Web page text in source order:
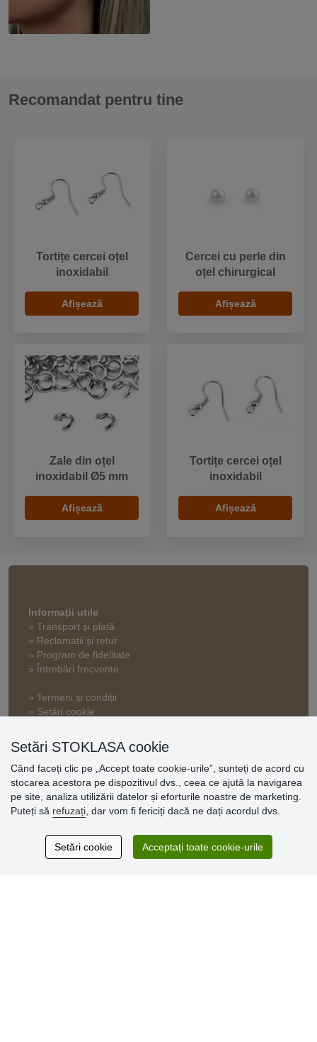
Recomandat pentru tine
Tortițe cercei oțel
inoxidabil
Afișează
Cercei cu perle din
oțel chirurgical
Afișează
Zale din oțel
inoxidabil Ø5 mm
Afișează
Tortițe cercei oțel
inoxidabil
Afișează
Informaţii utile
» Transport și plată
» Reclamații și retur
» Program de fidelitate
» Întrebări frecvente
» Termeni și condiții
» Setări cookie
Opinii
clienți
Excellent service
Thank you.
Setări STOKLASA cookie
Când faceți clic pe „Accept toate cookie-urile”, sunteți de acord cu
stocarea acestora pe dispozitivul dvs., ceea ce ajută la navigarea
pe site, analiza utilizării datelor și eforturile noastre de marketing.
Puteți să refuzați , dar vom fi fericiți dacă ne dați acordul dvs.
Setări cookie Acceptați toate cookie-urile